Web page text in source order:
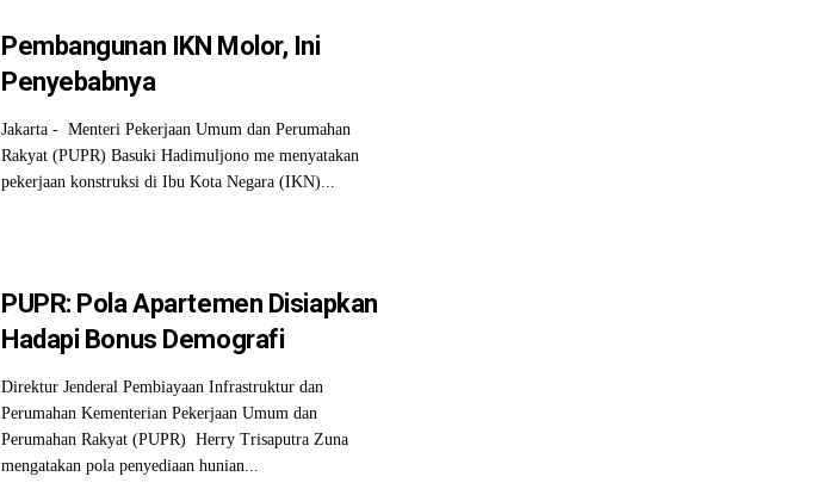
Pembangunan IKN Molor, Ini
Penyebabnya
Jakarta - Menteri Pekerjaan Umum dan Perumahan
Rakyat (PUPR) Basuki Hadimuljono me menyatakan
pekerjaan konstruksi di Ibu Kota Negara (IKN)...
PUPR: Pola Apartemen Disiapkan
Hadapi Bonus Demografi
Direktur Jenderal Pembiayaan Infrastruktur dan
Perumahan Kementerian Pekerjaan Umum dan
Perumahan Rakyat (PUPR) Herry Trisaputra Zuna
mengatakan pola penyediaan hunian...